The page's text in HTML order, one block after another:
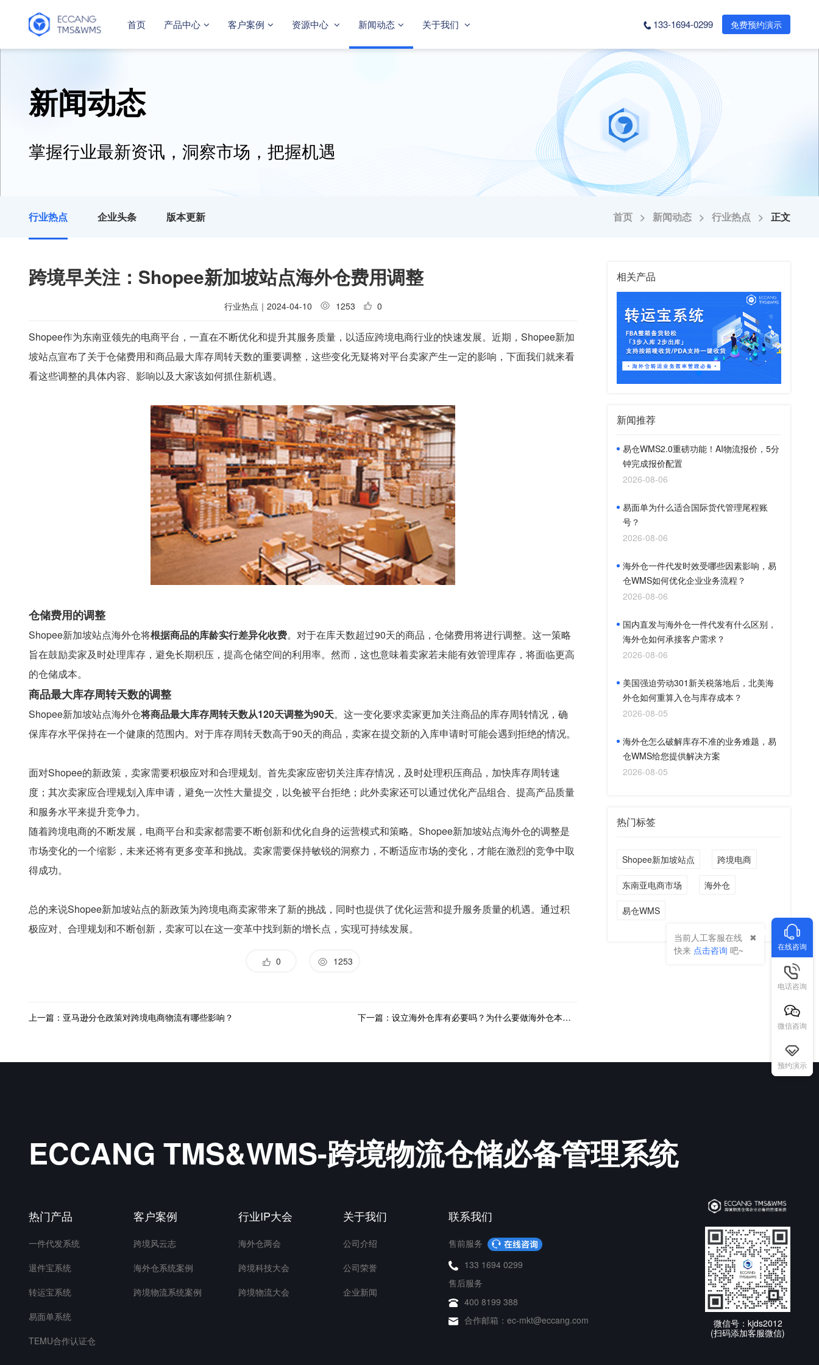
首页 产品中心 客户案例 资源中心 新闻动态 关于我们 133-1694-0299 免费预约演示
新闻动态
掌握行业最新资讯，洞察市场，把握机遇
行业热点 企业头条 版本更新 首页 > 新闻动态 > 行业热点 > 正文
跨境早关注：Shopee新加坡站点海外仓费用调整
行业热点 ｜ 2024-04-10 1253 0
Shopee作为东南亚领先的电商平台，一直在不断优化和提升其服务质量，以适应跨境电商行业的快速发展。近期，Shopee新加
坡站点宣布了关于仓储费用和商品最大库存周转天数的重要调整，这些变化无疑将对平台卖家产生一定的影响，下面我们就来看
看这些调整的具体内容、影响以及大家该如何抓住新机遇。
仓储费用的调整
Shopee新加坡站点海外仓将根据商品的库龄实行差异化收费。对于在库天数超过90天的商品，仓储费用将进行调整。这一策略
旨在鼓励卖家及时处理库存，避免长期积压，提高仓储空间的利用率。然而，这也意味着卖家若未能有效管理库存，将面临更高
的仓储成本。
商品最大库存周转天数的调整
Shopee新加坡站点海外仓将商品最大库存周转天数从120天调整为90天。这一变化要求卖家更加关注商品的库存周转情况，确
保库存水平保持在一个健康的范围内。对于库存周转天数高于90天的商品，卖家在提交新的入库申请时可能会遇到拒绝的情况。
面对Shopee的新政策，卖家需要积极应对和合理规划。首先卖家应密切关注库存情况，及时处理积压商品，加快库存周转速
度；其次卖家应合理规划入库申请，避免一次性大量提交，以免被平台拒绝；此外卖家还可以通过优化产品组合、提高产品质量
和服务水平来提升竞争力。
随着跨境电商的不断发展，电商平台和卖家都需要不断创新和优化自身的运营模式和策略。Shopee新加坡站点海外仓的调整是
市场变化的一个缩影，未来还将有更多变革和挑战。卖家需要保持敏锐的洞察力，不断适应市场的变化，才能在激烈的竞争中取
得成功。
总的来说Shopee新加坡站点的新政策为跨境电商卖家带来了新的挑战，同时也提供了优化运营和提升服务质量的机遇。通过积
极应对、合理规划和不断创新，卖家可以在这一变革中找到新的增长点，实现可持续发展。
0 1253
上一篇：亚马逊分仓政策对跨境电商物流有哪些影响？ 下一篇：设立海外仓库有必要吗？为什么要做海外仓本土化？
相关产品
新闻推荐
易仓WMS2.0重磅功能！AI物流报价，5分
钟完成报价配置
2026-08-06
易面单为什么适合国际货代管理尾程账
号？
2026-08-06
海外仓一件代发时效受哪些因素影响，易
仓WMS如何优化企业业务流程？
2026-08-06
国内直发与海外仓一件代发有什么区别，
海外仓如何承接客户需求？
2026-08-06
美国强迫劳动301新关税落地后，北美海
外仓如何重算入仓与库存成本？
2026-08-05
海外仓怎么破解库存不准的业务难题，易
仓WMS给您提供解决方案
2026-08-05
热门标签
Shopee新加坡站点 跨境电商
东南亚电商市场 海外仓
易仓WMS
ECCANG TMS&WMS-跨境物流仓储必备管理系统
热门产品
一件代发系统
退件宝系统
转运宝系统
易面单系统
TEMU合作认证仓
客户案例
跨境风云志
海外仓系统案例
跨境物流系统案例
行业IP大会
海外仓两会
跨境科技大会
跨境物流大会
关于我们
公司介绍
公司荣誉
企业新闻
联系我们
售前服务
133 1694 0299
售后服务
400 8199 388
合作邮箱：ec-mkt@eccang.com
微信号：kjds2012
(扫码添加客服微信)
在线咨询
当前人工客服在线
快来 点击咨询 吧~
电话咨询
微信咨询
预约演示